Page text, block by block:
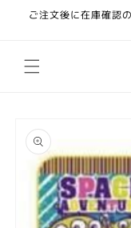
ンツに
ご注文後に在庫確認
報にス
キップ